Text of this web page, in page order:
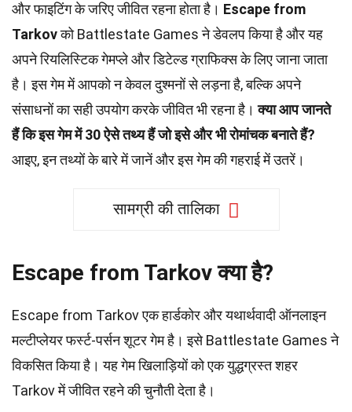
और फाइटिंग के जरिए जीवित रहना होता है। Escape from
Tarkovको Battlestate Games ने डेवलप किया है और यह
अपने रियलिस्टिक गेमप्ले और डिटेल्ड ग्राफिक्स के लिए जाना जाता
है। इस गेम में आपको न केवल दुश्मनों से लड़ना है, बल्कि अपने
संसाधनों का सही उपयोग करके जीवित भी रहना है।क्या आप जानते
हैं कि इस गेम में 30 ऐसे तथ्य हैं जो इसे और भी रोमांचक बनाते हैं?
आइए, इन तथ्यों के बारे में जानें और इस गेम की गहराई में उतरें।
सामग्री की तालिका
Escape from Tarkov क्या है?
Escape from Tarkov एक हार्डकोर और यथार्थवादी ऑनलाइन
मल्टीप्लेयर फर्स्ट-पर्सन शूटर गेम है। इसे Battlestate Games ने
विकसित किया है। यह गेम खिलाड़ियों को एक युद्धग्रस्त शहर
Tarkov में जीवित रहने की चुनौती देता है।